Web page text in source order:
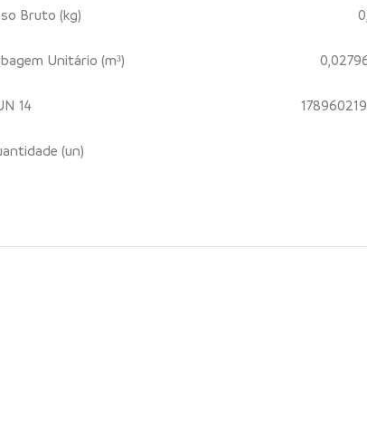
Bruto (kg)
Unitário (m³)
14
(un)